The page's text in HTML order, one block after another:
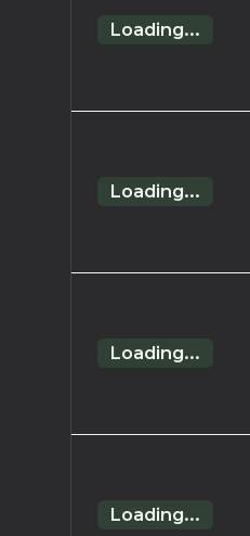
Loading...
Loading...
Loading...
Loading...